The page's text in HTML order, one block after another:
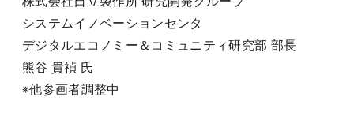
システムイノベーションセンタ
デジタルエコノミー＆コミュニティ研究部 部長
熊谷 貴禎 氏
※他参画者調整中